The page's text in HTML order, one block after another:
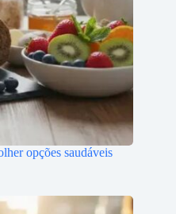
opções saudáveis